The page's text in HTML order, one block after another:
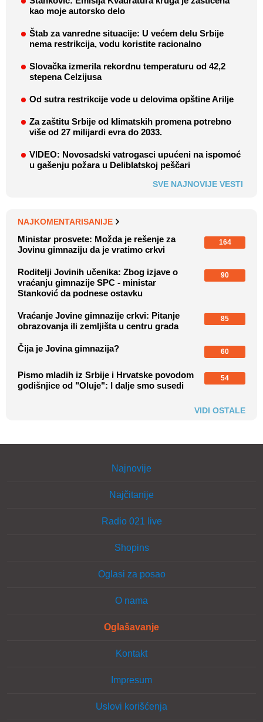
kao moje autorsko delo
Štab za vanredne situacije: U većem delu Srbije
nema restrikcija, vodu koristite racionalno
Slovačka izmerila rekordnu temperaturu od 42,2
stepena Celzijusa
Od sutra restrikcije vode u delovima opštine Arilje
Za zaštitu Srbije od klimatskih promena potrebno
više od 27 milijardi evra do 2033.
VIDEO: Novosadski vatrogasci upućeni na ispomoć
u gašenju požara u Deliblatskoj peščari
SVE NAJNOVIJE VESTI
NAJKOMENTARISANIJE
Ministar prosvete: Možda je rešenje za
Jovinu gimnaziju da je vratimo crkvi
164
Roditelji Jovinih učenika: Zbog izjave o
vraćanju gimnazije SPC - ministar
Stanković da podnese ostavku
90
Vraćanje Jovine gimnazije crkvi: Pitanje
obrazovanja ili zemljišta u centru grada
85
Čija je Jovina gimnazija? 60
Pismo mladih iz Srbije i Hrvatske povodom
godišnjice od "Oluje": I dalje smo susedi
54
VIDI OSTALE
Najnovije
Najčitanije
Radio 021 live
Shopins
Oglasi za posao
O nama
Oglašavanje
Kontakt
Impresum
Uslovi korišćenja